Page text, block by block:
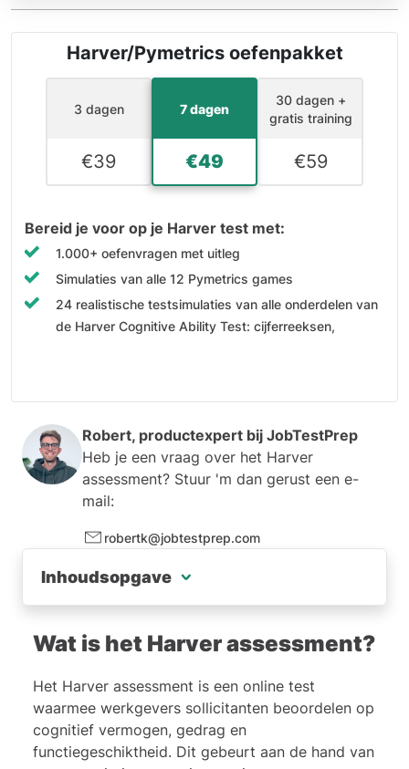
Harver/Pymetrics oefenpakket
3 dagen
€39
7 dagen
€49
30 dagen +
gratis training
€59
Bereid je voor op je Harver test met:
1.000+ oefenvragen met uitleg
Simulaties van alle 12 Pymetrics games
24 realistische testsimulaties van alle onderdelen van
de Harver Cognitive Ability Test: cijferreeksen,
leidinggevende functies en starters
Persoonlijkheidstesttraining
Robert, productexpert bij JobTestPrep
Heb je een vraag over het Harver
assessment? Stuur 'm dan gerust een e-
mail:
robertk@jobtestprep.com
Inhoudsopgave
Wat is het Harver assessment?
Welke onderdelen kun je verwachten op de Harver test?
Cognitive Ability test
Pymetrics test (Pymetric games)
Wat is het Harver assessment?
Het Harver assessment is een online test
waarmee werkgevers sollicitanten beoordelen op
cognitief vermogen, gedrag en
functiegeschiktheid. Dit gebeurt aan de hand van